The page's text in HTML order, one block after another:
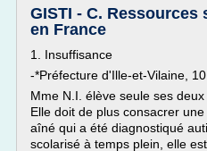
GISTI - C.
en France
1. Insuffisance
-*Préfecture d'Ille-et-Vilaine,
Mme N.I. élève seule ses
Elle doit de plus consacrer
aîné qui a été diagnostiqué
scolarisé à temps plein, elle